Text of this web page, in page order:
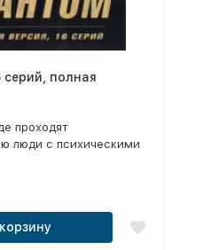
полная
проходят
люди с психическими
мужчина.